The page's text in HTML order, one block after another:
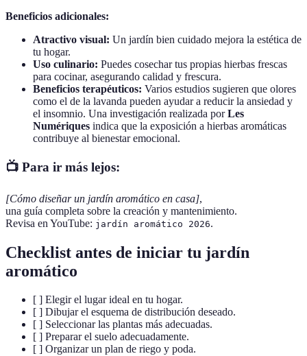
Beneficios adicionales:
Atractivo visual: Un jardín bien cuidado mejora la estética de
tu hogar.
Uso culinario: Puedes cosechar tus propias hierbas frescas
para cocinar, asegurando calidad y frescura.
Beneficios terapéuticos: Varios estudios sugieren que olores
como el de la lavanda pueden ayudar a reducir la ansiedad y
el insomnio. Una investigación realizada porLes
Numériques indica que la exposición a hierbas aromáticas
contribuye al bienestar emocional.
📺 Para ir más lejos:
[Cómo diseñar un jardín aromático en casa],
una guía completa sobre la creación y mantenimiento.
Revisa en YouTube: jardín aromático 2026.
Checklist antes de iniciar tu jardín
aromático
[ ] Elegir el lugar ideal en tu hogar.
[ ] Dibujar el esquema de distribución deseado.
[ ] Seleccionar las plantas más adecuadas.
[ ] Preparar el suelo adecuadamente.
[ ] Organizar un plan de riego y poda.